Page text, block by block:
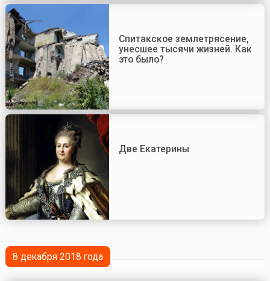
Спитакское землетрясение,
унесшее тысячи жизней. Как
это было?
Две Екатерины
8 декабря 2018 года